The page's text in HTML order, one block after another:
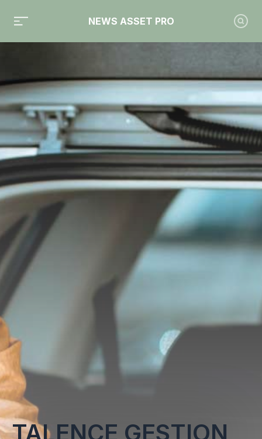
NEWS ASSET PRO
Toute l'actualité sur le tag "Talence Gestion"
TALENCE GESTION